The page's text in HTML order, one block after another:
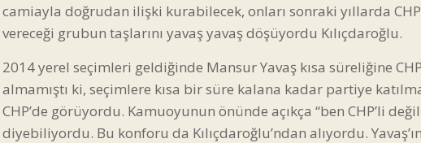
camiayla doğrudan ilişki kurabilecek, onları sonraki yıllarda
vereceği grubun taşlarını yavaş yavaş döşüyordu Kılıçdaroğlu.
2014 yerel seçimleri geldiğinde Mansur Yavaş kısa süreliğine
almamıştı ki, seçimlere kısa bir süre kalana kadar partiye
CHP’de görüyordu. Kamuoyunun önünde açıkça “ben CHP’li
diyebiliyordu. Bu konforu da Kılıçdaroğlu’ndan alıyordu.